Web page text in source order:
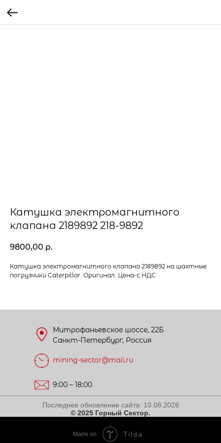
Катушка электромагнитного
клапана 2189892 218-9892
9800,00 р.
Катушка электромагнитного клапана 2189892 на шахтные
погрузчики Caterpillar. Оригинал. Цена-с НДС
Митрофаньевское шоссе, 22Б
Санкт-Петербург, Россия
mining-sector@mail.ru
9:00 – 18:00
Последнее обновление сайта: 10.08.2026
© 2025 Горный Сектор.
Made on Tilda